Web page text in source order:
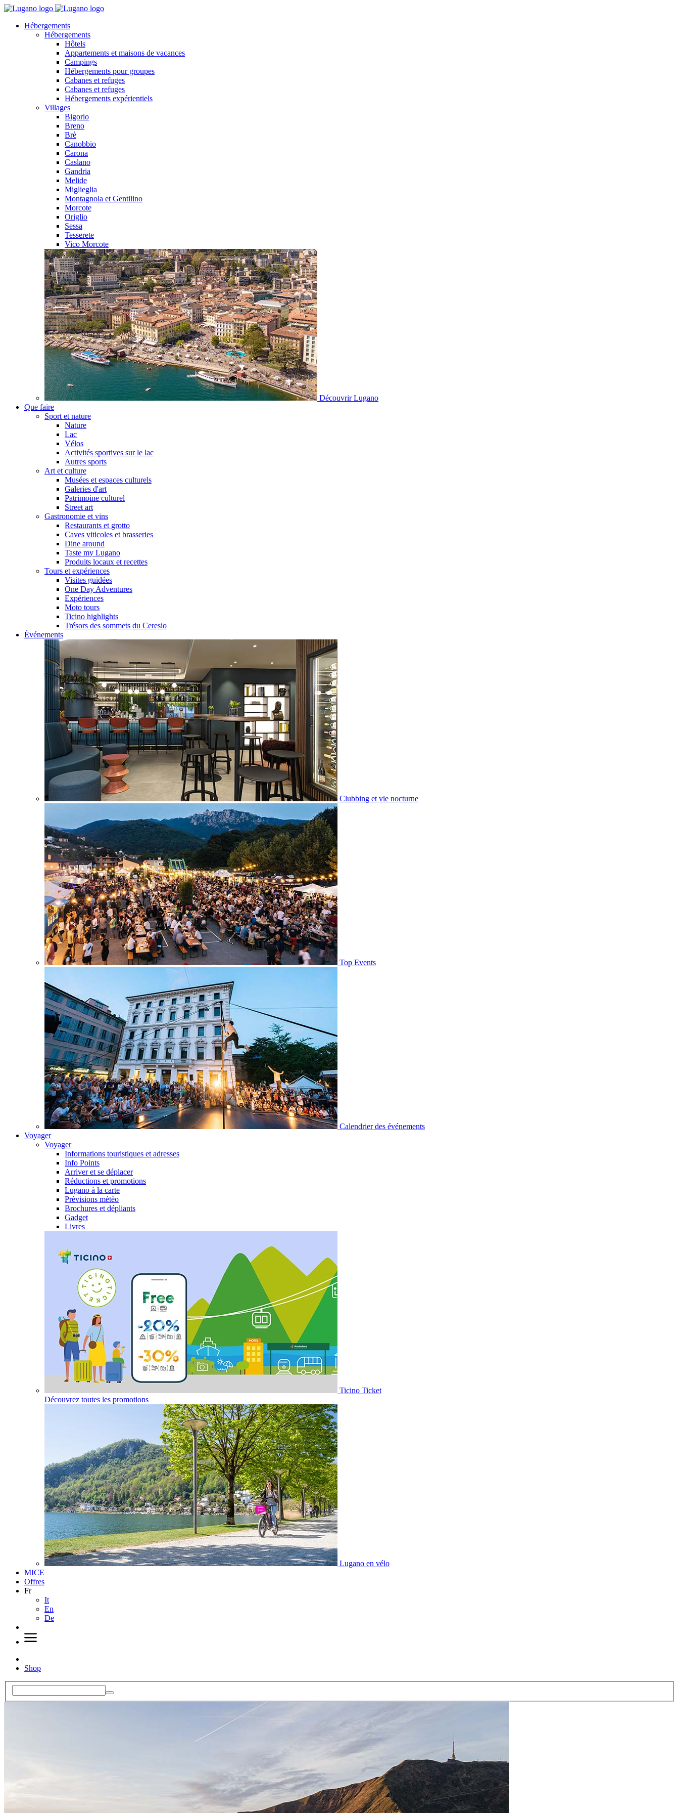
Hébergements
Hébergements
Hôtels
Appartements et maisons de vacances
Campings
Hébergements pour groupes
Cabanes et refuges
Cabanes et refuges
Hébergements expérientiels
Villages
Bigorio
Breno
Brè
Canobbio
Carona
Caslano
Gandria
Melide
Miglieglia
Montagnola et Gentilino
Morcote
Origlio
Sessa
Tesserete
Vico Morcote
Découvrir Lugano
Que faire
Sport et nature
Nature
Lac
Vélos
Activités sportives sur le lac
Autres sports
Art et culture
Musées et espaces culturels
Galeries d'art
Patrimoine culturel
Street art
Gastronomie et vins
Restaurants et grotto
Caves viticoles et brasseries
Dine around
Taste my Lugano
Produits locaux et recettes
Tours et expériences
Visites guidées
One Day Adventures
Expériences
Moto tours
Ticino highlights
Trésors des sommets du Ceresio
Événements
Clubbing et vie nocturne
Top Events
Calendrier des événements
Voyager
Voyager
Informations touristiques et adresses
Info Points
Arriver et se déplacer
Réductions et promotions
Lugano à la carte
Prèvisions mètèo
Brochures et dépliants
Gadget
Livres
Ticino Ticket
Découvrez toutes les promotions
Lugano en vélo
MICE
Offres
Fr
It
En
De
Shop